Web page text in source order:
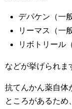
デパケン（一
リーマス（一
リボトリール
などが挙げられま
抗てんかん薬自体
ところがあるため